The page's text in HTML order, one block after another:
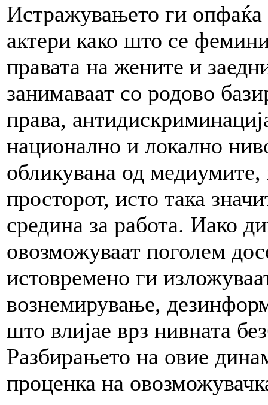
Истражувањето ги
актери како што се
правата на жените и
занимаваат со родово
права,
национално и локално
обликувана од
просторот, исто така
средина за работа. Иако
овозможуваат поголем
истовремено ги
вознемирување,
што влијае врз нивната
Разбирањето на овие
проценка на